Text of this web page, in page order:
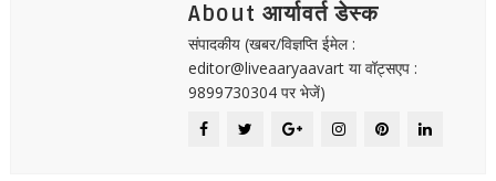
About आर्यावर्त डेस्क
संपादकीय (खबर/विज्ञप्ति ईमेल :
editor@liveaaryaavart या वॉट्सएप :
9899730304 पर भेजें)